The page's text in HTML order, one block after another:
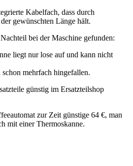
Kabelfach, dass durch
gewünschten Länge hält.
bei der Maschine gefunden:
liegt nur lose auf und kann nicht
mehrfach hingefallen.
günstig im Ersatzteilshop
zur Zeit günstige 64 €, man
mit einer Thermoskanne.